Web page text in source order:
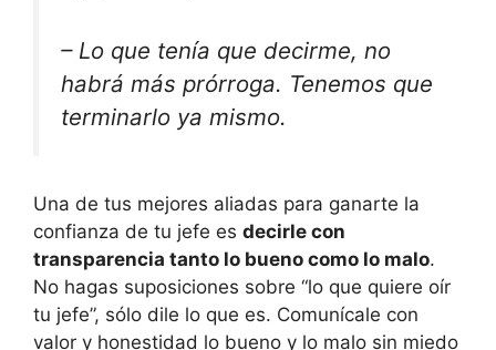
– Lo que tenía que decirme, no
habrá más prórroga. Tenemos que
terminarlo ya mismo.
Una de tus mejores aliadas para ganarte la
confianza de tu jefe es decirle con
transparencia tanto lo bueno como lo malo.
No hagas suposiciones sobre “lo que quiere oír
tu jefe”, sólo dile lo que es. Comunícale con
valor y honestidad lo bueno y lo malo sin miedo